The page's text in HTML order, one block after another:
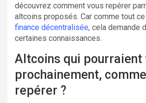
découvrez comment vous repérer
altcoins proposés. Car comme tout
finance décentralisée, cela demande
certaines connaissances.
Altcoins qui pourraient
prochainement,
repérer ?